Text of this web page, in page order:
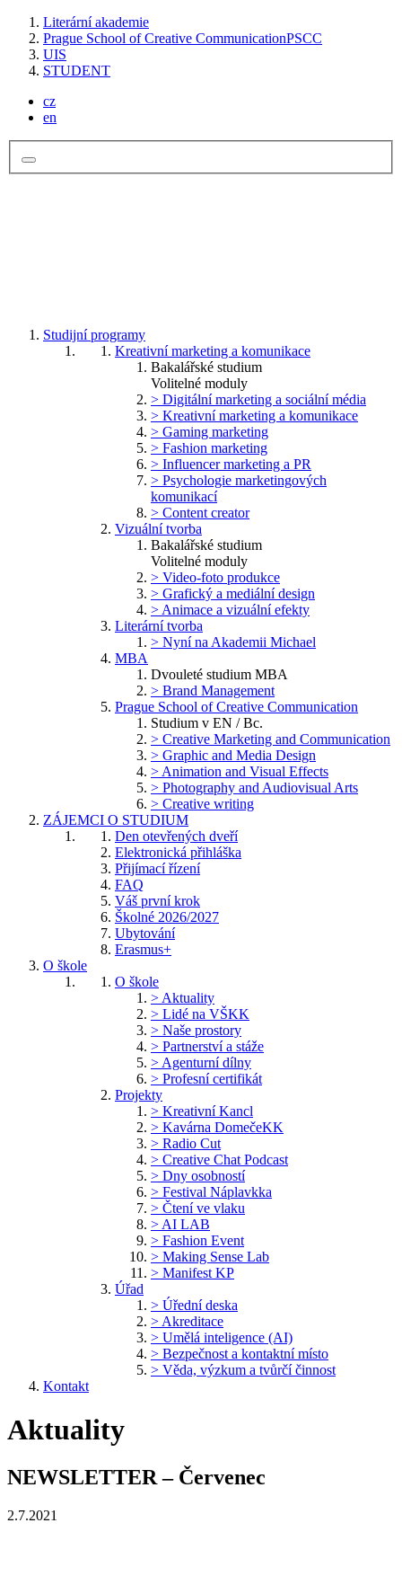
Literární akademie
Prague School of Creative CommunicationPSCC
UIS
STUDENT
cz
en
Studijní programy
Kreativní marketing a komunikace
Bakalářské studium
Volitelné moduly
> Digitální marketing a sociální média
> Kreativní marketing a komunikace
> Gaming marketing
> Fashion marketing
> Influencer marketing a PR
> Psychologie marketingových
komunikací
> Content creator
Vizuální tvorba
Bakalářské studium
Volitelné moduly
> Video-foto produkce
> Grafický a mediální design
> Animace a vizuální efekty
Literární tvorba
> Nyní na Akademii Michael
MBA
Dvouleté studium MBA
> Brand Management
Prague School of Creative Communication
Studium v EN / Bc.
> Creative Marketing and Communication
> Graphic and Media Design
> Animation and Visual Effects
> Photography and Audiovisual Arts
> Creative writing
ZÁJEMCI O STUDIUM
Den otevřených dveří
Elektronická přihláška
Přijímací řízení
FAQ
Váš první krok
Školné 2026/2027
Ubytování
Erasmus+
O škole
O škole
> Aktuality
> Lidé na VŠKK
> Naše prostory
> Partnerství a stáže
> Agenturní dílny
> Profesní certifikát
Projekty
> Kreativní Kancl
> Kavárna DomečeKK
> Radio Cut
> Creative Chat Podcast
> Dny osobností
> Festival Náplavkka
> Čtení ve vlaku
> AI LAB
> Fashion Event
> Making Sense Lab
> Manifest KP
Úřad
> Úřední deska
> Akreditace
> Umělá inteligence (AI)
> Bezpečnost a kontaktní místo
> Věda, výzkum a tvůrčí činnost
Kontakt
Aktuality
NEWSLETTER – Červenec
2.7.2021